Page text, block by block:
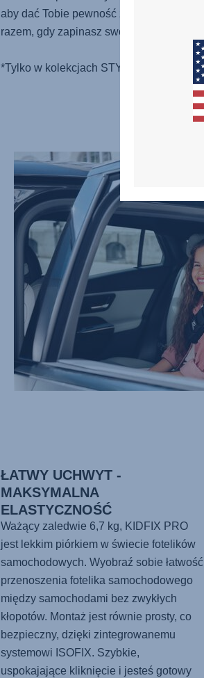
aby dać Tobie pewność za każdym
razem, gdy zapinasz swoje dziecko.
*Tylko w kolekcjach STYLE i LUX
ŁATWY UCHWYT -
MAKSYMALNA
ELASTYCZNOŚĆ
Ważący zaledwie 6,7 kg, KIDFIX PRO
jest lekkim piórkiem w świecie fotelików
samochodowych. Wyobraź sobie łatwość
przenoszenia fotelika samochodowego
między samochodami bez zwykłych
kłopotów. Montaż jest równie prosty, co
bezpieczny, dzięki zintegrowanemu
systemowi ISOFIX. Szybkie,
uspokajające kliknięcie i jesteś gotowy